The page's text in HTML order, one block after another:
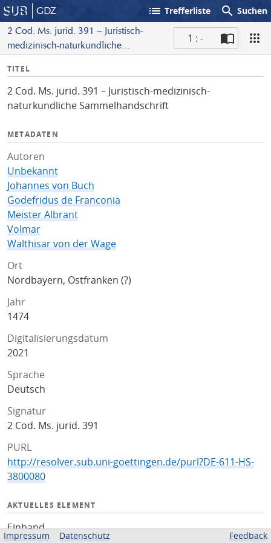
GDZ list Trefferliste search Suchen
2 Cod. Ms. jurid. 391 – Juristisch-
medizinisch-naturkundliche
1 : -
I
f
o
TITEL
2 Cod. Ms. jurid. 391 – Juristisch-medizinisch-
naturkundliche Sammelhandschrift
METADATEN
Autoren
Unbekannt
Johannes von Buch
Godefridus de Franconia
Meister Albrant
Volmar
Walthisar von der Wage
Ort
Nordbayern, Ostfranken (?)
Jahr
1474
Digitalisierungsdatum
2021
Sprache
Deutsch
Signatur
2 Cod. Ms. jurid. 391
PURL
http://resolver.sub.uni-goettingen.de/purl?DE-611-HS-
3800080
AKTUELLES ELEMENT
Einband
Impressum Datenschutz Feedback